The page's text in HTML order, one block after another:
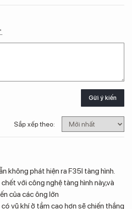
Gửi ý kiến
Sắp xếp theo:
không phát hiện ra F35l tàng hình.
với công nghệ tàng hình này,và
của các ông lớn
vũ khí ở tầm cao hơn sẽ chiến thắng